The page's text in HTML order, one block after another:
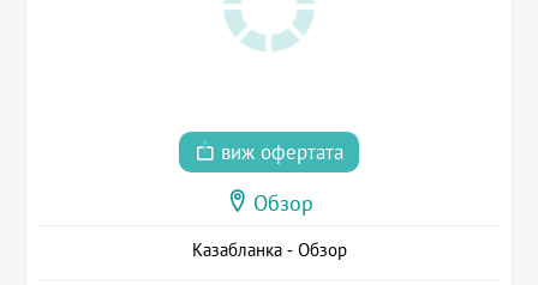
виж офертата
Обзор
Казабланка - Обзор